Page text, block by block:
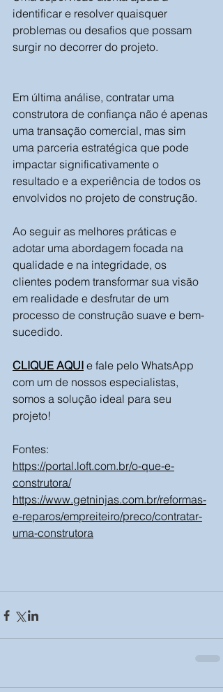
identificar e resolver quaisquer
problemas ou desafios que possam
surgir no decorrer do projeto.
Em última análise, contratar uma
construtora de confiança não é apenas
uma transação comercial, mas sim
uma parceria estratégica que pode
impactar significativamente o
resultado e a experiência de todos os
envolvidos no projeto de construção.
Ao seguir as melhores práticas e
adotar uma abordagem focada na
qualidade e na integridade, os
clientes podem transformar sua visão
em realidade e desfrutar de um
processo de construção suave e bem-
sucedido.
CLIQUE AQUI e fale pelo WhatsApp
com um de nossos especialistas,
somos a solução ideal para seu
projeto!
Fontes:
https://portal.loft.com.br/o-que-e-
construtora/
https://www.getninjas.com.br/reformas-
e-reparos/empreiteiro/preco/contratar-
uma-construtora